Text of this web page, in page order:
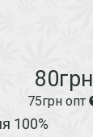
80грн
75грн опт
100%